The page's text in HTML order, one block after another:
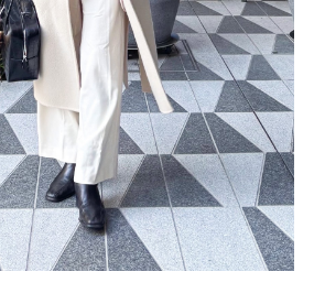
犬